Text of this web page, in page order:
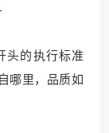
头的执行标准
哪里，品质如